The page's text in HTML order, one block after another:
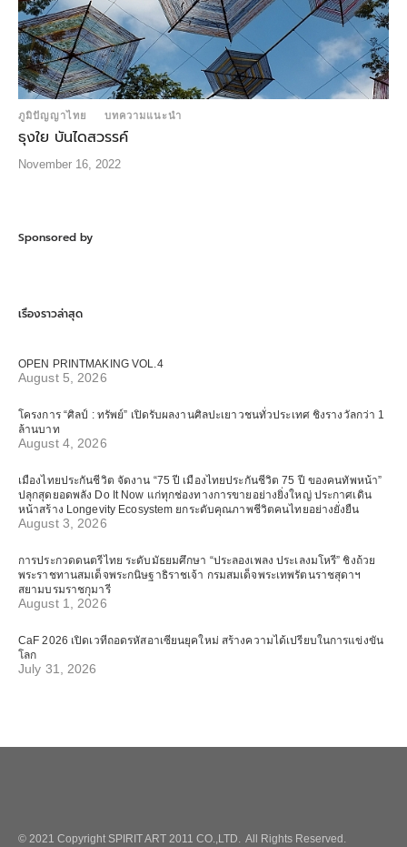
ภูมิปัญญาไทย บทความแนะนำ
ธุงใย บันไดสวรรค์
November 16, 2022
Sponsored by
เรื่องราวล่าสุด
OPEN PRINTMAKING VOL.4
August 5, 2026
โครงการ “ศิลป์ : ทรัพย์” เปิดรับผลงานศิลปะเยาวชนทั่วประเทศ ชิงรางวัลกว่า 1
ล้านบาท
August 4, 2026
เมืองไทยประกันชีวิต จัดงาน “75 ปี เมืองไทยประกันชีวิต 75 ปี ของคนทัพหน้า”
ปลุกสุดยอดพลัง Do It Now แก่ทุกช่องทางการขายอย่างยิ่งใหญ่ ประกาศเดิน
หน้าสร้าง Longevity Ecosystem ยกระดับคุณภาพชีวิตคนไทยอย่างยั่งยืน
August 3, 2026
การประกวดดนตรีไทย ระดับมัธยมศึกษา “ประลองเพลง ประเลงมโหรี” ชิงถ้วย
พระราชทานสมเด็จพระกนิษฐาธิราชเจ้า กรมสมเด็จพระเทพรัตนราชสุดาฯ
สยามบรมราชกุมารี
August 1, 2026
CaF 2026 เปิดเวทีถอดรหัสอาเซียนยุคใหม่ สร้างความได้เปรียบในการแข่งขัน
โลก
July 31, 2026
© 2021 Copyright SPIRIT ART 2011 CO.,LTD. All Rights Reserved.